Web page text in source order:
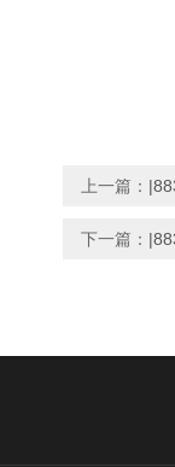
上一篇：
下一篇：